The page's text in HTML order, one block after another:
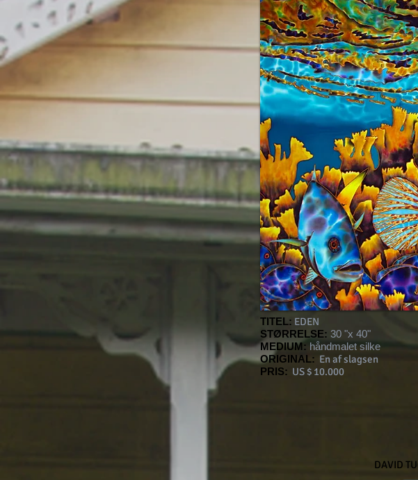
TITEL: EDEN
STØRRELSE: 30 "x 40"
MEDIUM: håndmalet silke
ORIGINAL: En af slagsen
PRIS: US $ 10.000
DAVID